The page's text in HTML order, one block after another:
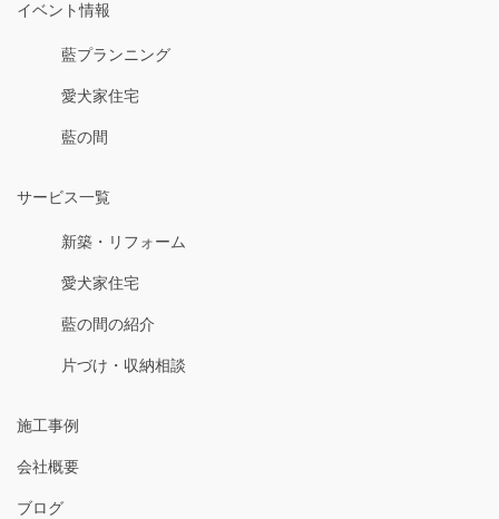
イベント情報
藍プランニング
愛犬家住宅
藍の間
サービス一覧
新築・リフォーム
愛犬家住宅
藍の間の紹介
片づけ・収納相談
施工事例
会社概要
ブログ